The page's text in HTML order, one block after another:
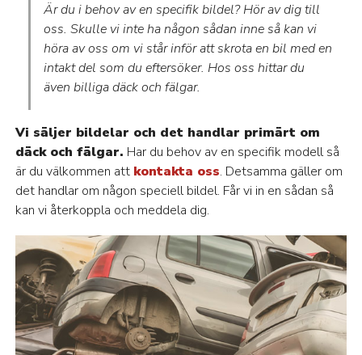
Är du i behov av en specifik bildel? Hör av dig till
oss. Skulle vi inte ha någon sådan inne så kan vi
höra av oss om vi står inför att skrota en bil med en
intakt del som du eftersöker. Hos oss hittar du
även billiga däck och fälgar.
Vi säljer bildelar och det handlar primärt om
däck och fälgar. Har du behov av en specifik modell så
är du välkommen att kontakta oss. Detsamma gäller om
det handlar om någon speciell bildel. Får vi in en sådan så
kan vi återkoppla och meddela dig.